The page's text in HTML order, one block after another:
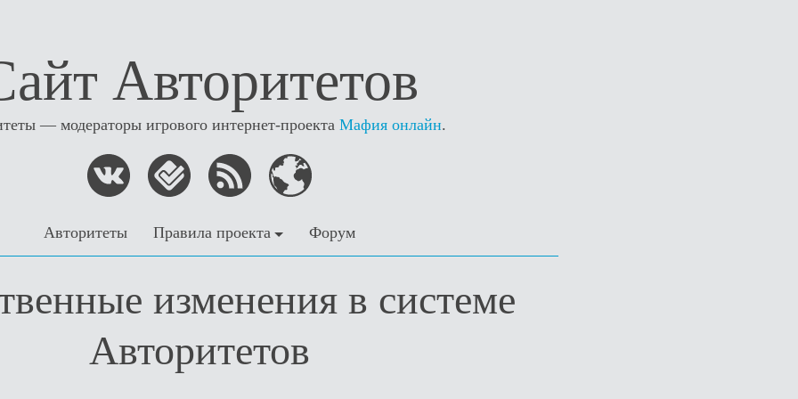
Авторитетов
— модераторы игрового интернет-проектаМафия онлайн.
Авторитеты Правила проекта Форум
изменения в системе
Авторитетов